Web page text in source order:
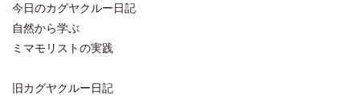
今日のカグヤクルー日記
自然から学ぶ
ミマモリストの実践
旧カグヤクルー日記